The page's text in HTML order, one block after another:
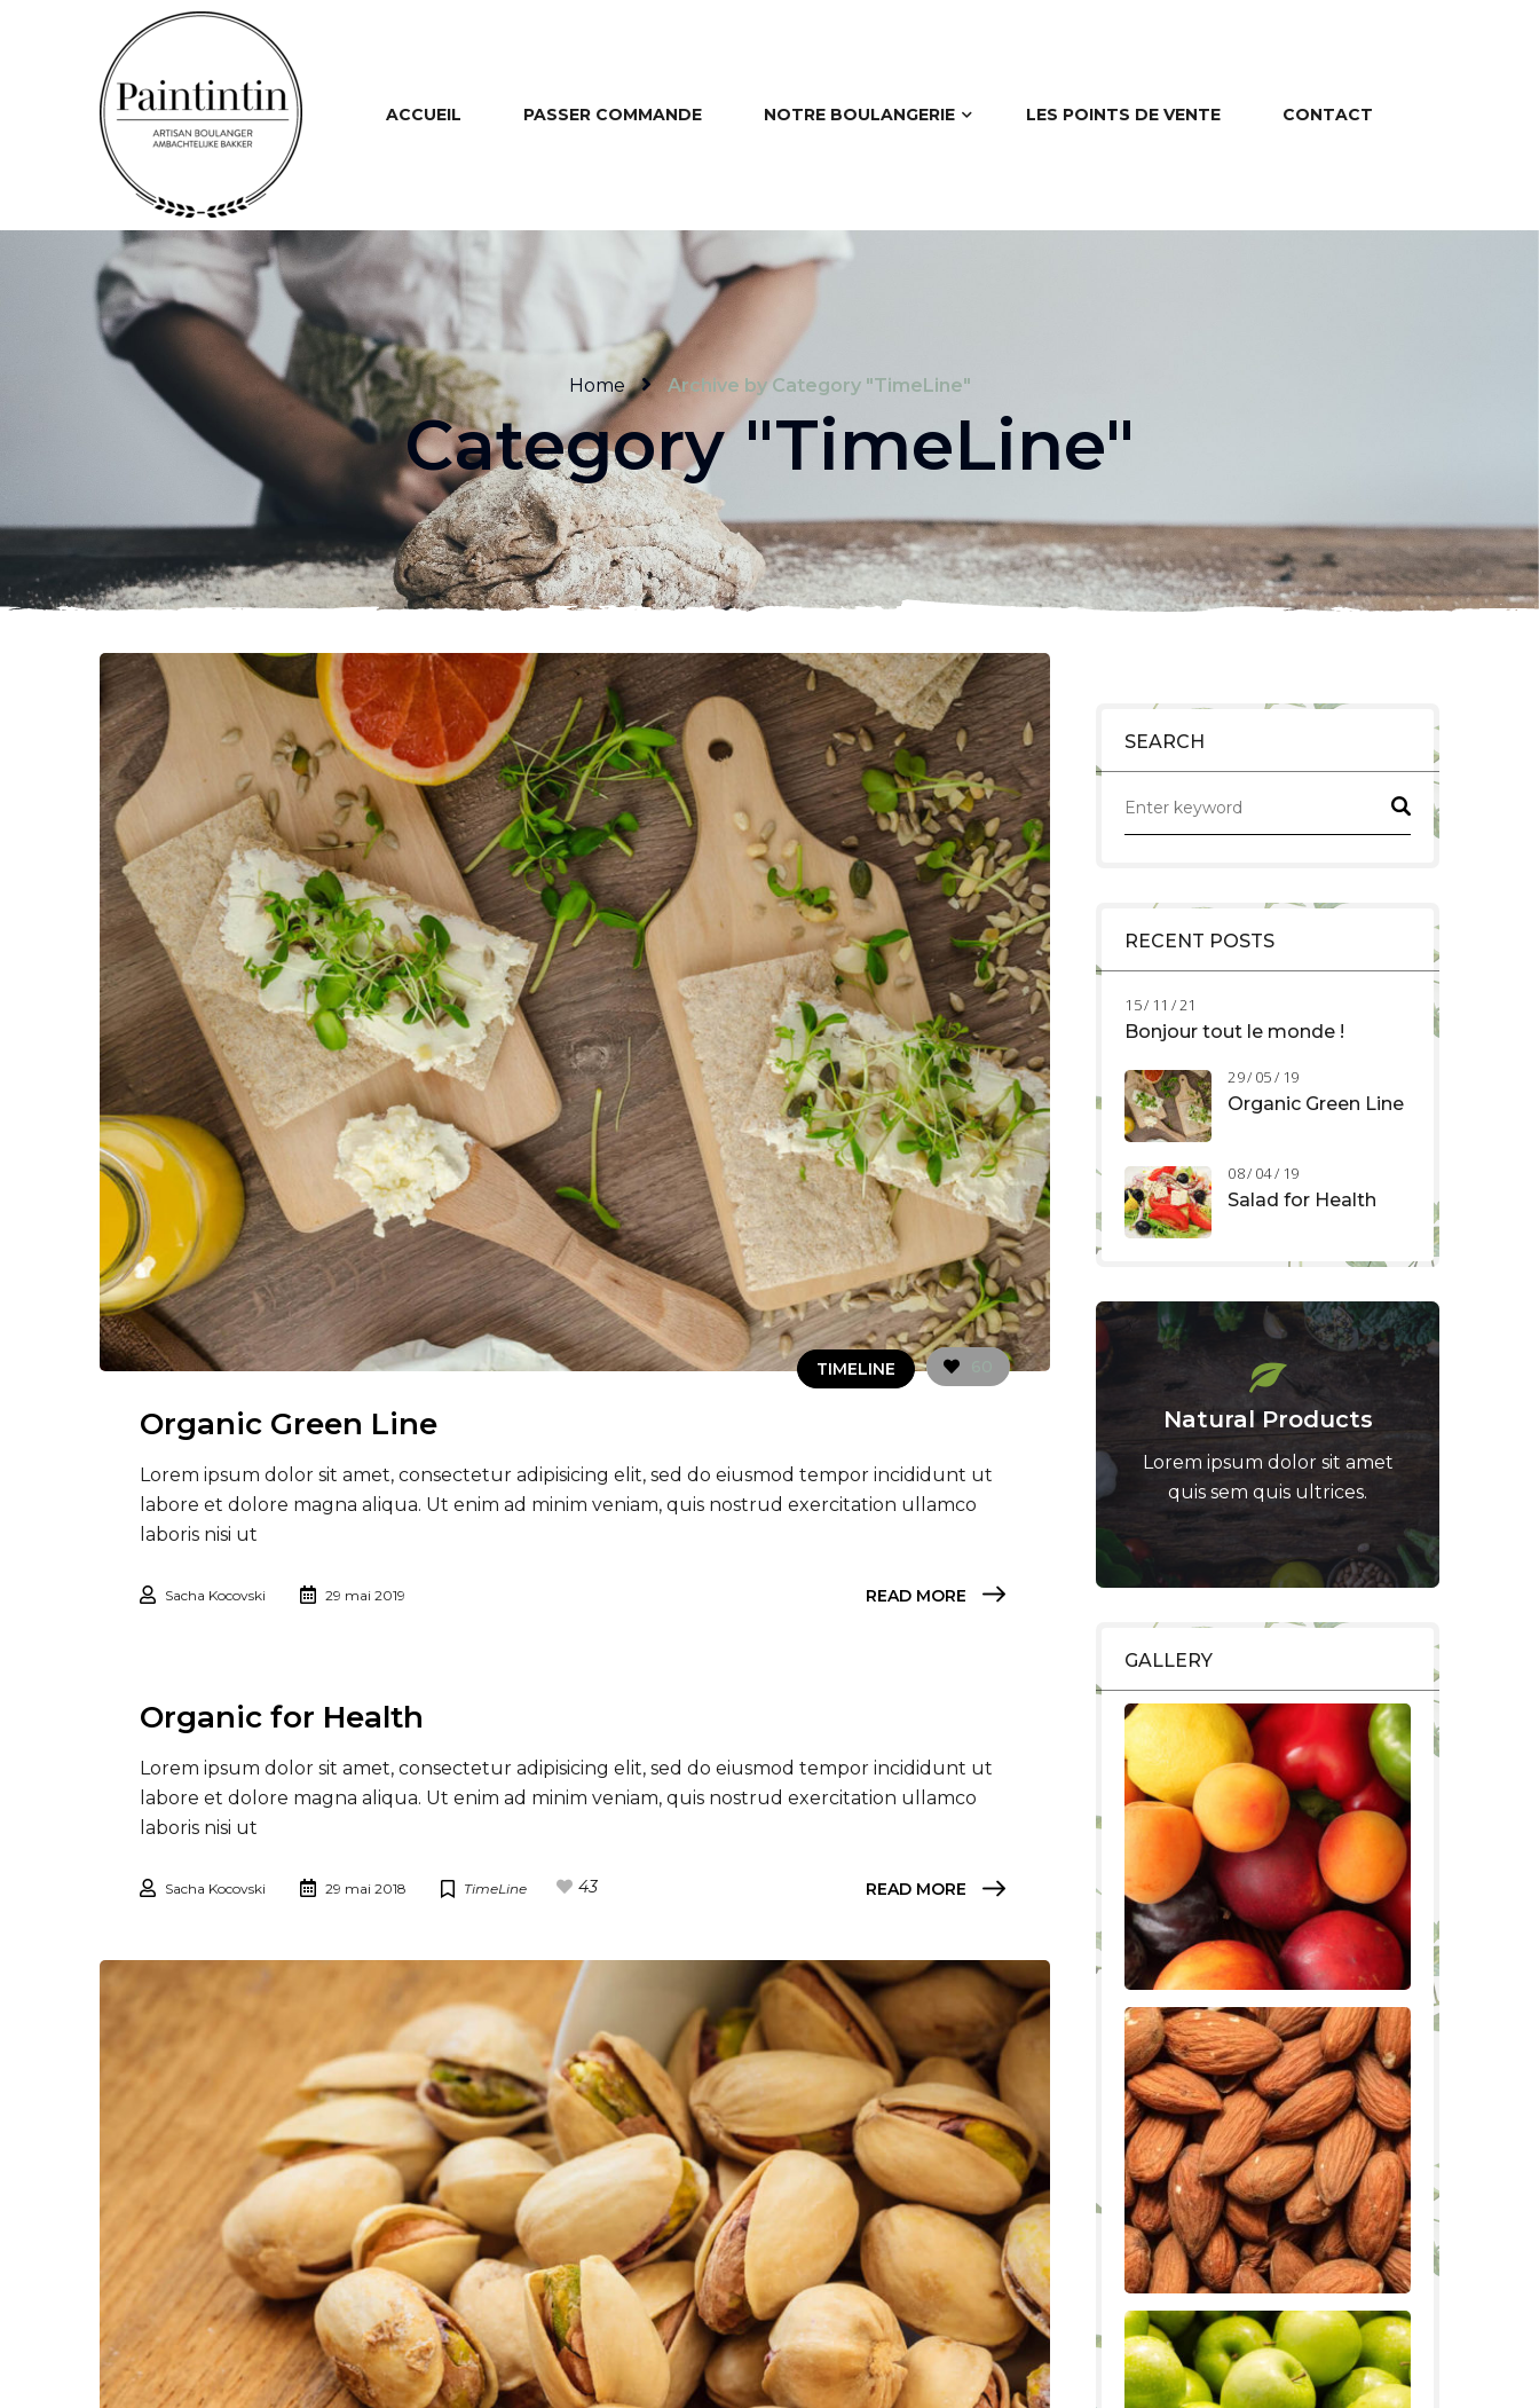
ACCUEIL PASSER COMMANDE NOTRE BOULANGERIE LES POINTS DE VENTE CONTACT
Home Archive by Category "TimeLine"
Category "TimeLine"
SEARCH
RECENT POSTS
15 / 11 / 21
Bonjour tout le monde !
29 / 05 / 19
Organic Green Line
08 / 04 / 19
Salad for Health
Natural Products
Lorem ipsum dolor sit amet
quis sem quis ultrices.
GALLERY
TIMELINE
Organic Green Line
Lorem ipsum dolor sit amet, consectetur adipisicing elit, sed do eiusmod tempor incididunt ut
labore et dolore magna aliqua. Ut enim ad minim veniam, quis nostrud exercitation ullamco
laboris nisi ut
Sacha Kocovski 29 mai 2019 READ MORE
Organic for Health
Lorem ipsum dolor sit amet, consectetur adipisicing elit, sed do eiusmod tempor incididunt ut
labore et dolore magna aliqua. Ut enim ad minim veniam, quis nostrud exercitation ullamco
laboris nisi ut
Sacha Kocovski 29 mai 2018 TimeLine 43 READ MORE